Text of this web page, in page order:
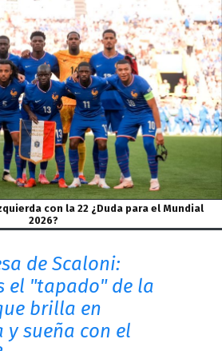
con la 22 ¿Duda para el Mundial
2026?
de Scaloni:
el "tapado" de la
brilla en
y sueña con el